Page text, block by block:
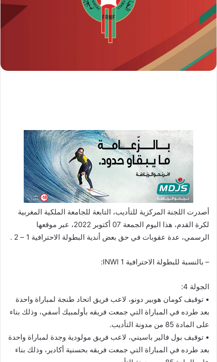
أصدرت اللجنة المركزية للتأديب، التابعة للجامعة الملكية المغربية
لكرة القدم، هذا اليوم الجمعة 07 أكتوبر 2022، عبر موقعها
الرسمي، عدة عقوبات في حق بعض أندية البطولة الاحترافية 1 – 2 .
– بالنسبة للبطولة الاحترافية 1 INWI:
الجولة 4:
• توقيف كومان هوبير دونو، لاعب فريق اتحاد طنجة لمباراة واحدة
بعد طرده في المباراة التي جمعت فريقه بأولمبيك أسفي، وذلك بناء
على المادة 85 من مدونة التأديب.
• توقيف بول فالير باسيني، لاعب فريق مولودية وجدة لمباراة واحدة
بعد طرده في المباراة التي جمعت فريقه بحسنية أكادير، وذلك بناء